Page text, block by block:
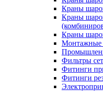
Краны
Краны
Краны
Фильтры
Фитинги
Фитинги